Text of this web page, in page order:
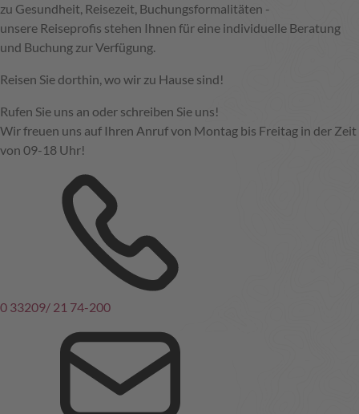
zu Gesundheit, Reisezeit, Buchungsformalitäten -
unsere Reiseprofis stehen Ihnen für eine individuelle Beratung
und Buchung zur Verfügung.
Reisen Sie dorthin, wo wir zu Hause sind!
Rufen Sie uns an oder schreiben Sie uns!
Wir freuen uns auf Ihren Anruf von Montag bis Freitag in der Zeit
von 09-18 Uhr!
0 33209/ 21 74-200